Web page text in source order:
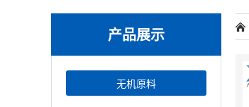
产品展示
无机原料